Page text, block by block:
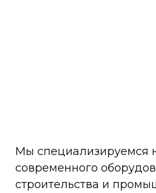
Мы специализируемся
современного
строительства и